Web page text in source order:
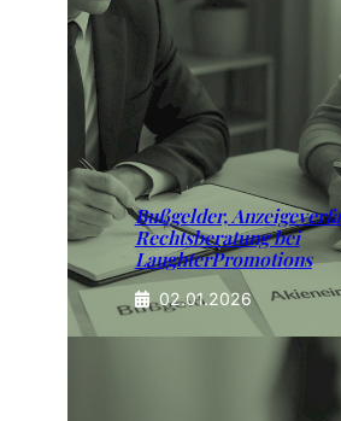
Bußgelder,
Rechtsberatung bei
LaughterPromotions
02.01.2026